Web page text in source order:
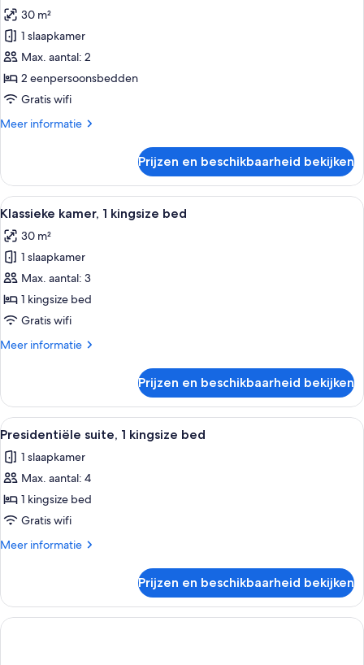
voor
Standaard
kamer,
2
eenpersoonsbedden
30 m²
1 slaapkamer
Max. aantal: 2
2 eenpersoonsbedden
Gratis wifi
Meer informatie
Meer
kamer,
eenpersoonsbedden
Prijzen en beschikbaarheid bekijken
Alle
foto's
voor
Klassieke
kamer,
1
kingsize
laden
Een moderne hotelkamer met een
7
Klassieke kamer, 1 kingsize bed
30 m²
1 slaapkamer
Max. aantal: 3
1 kingsize bed
Gratis wifi
Meer informatie
Meer
kamer,
kingsize
Prijzen en beschikbaarheid bekijken
Alle
foto's
voor
Presidentiële
suite,
1
kingsize
Een moderne hotelkamer met een
10
Presidentiële suite, 1 kingsize bed
1 slaapkamer
Max. aantal: 4
1 kingsize bed
Gratis wifi
Meer informatie
Meer
suite,
kingsize
Prijzen en beschikbaarheid bekijken